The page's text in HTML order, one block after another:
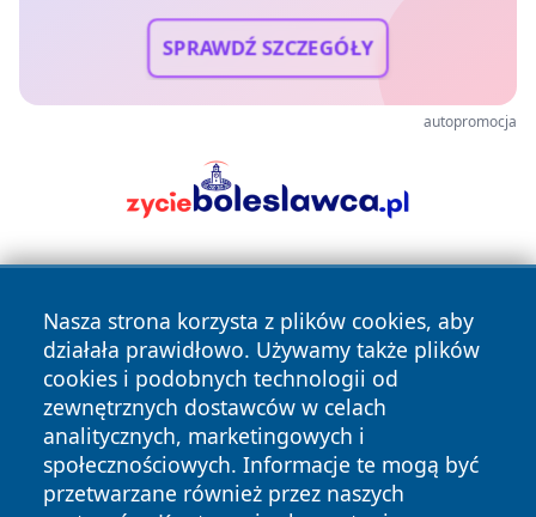
SPRAWDŹ SZCZEGÓŁY
autopromocja
Nasza strona korzysta z plików cookies, aby
działała prawidłowo. Używamy także plików
cookies i podobnych technologii od
zewnętrznych dostawców w celach
analitycznych, marketingowych i
społecznościowych. Informacje te mogą być
przetwarzane również przez naszych
Copyright © 2026 przemyslonline.pl Wszystkie prawa
zastrzeżone.